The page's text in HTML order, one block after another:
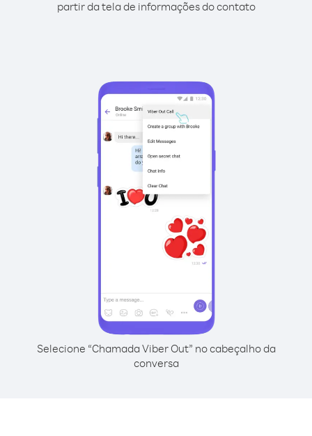
partir da tela de informações do contato
Selecione “Chamada Viber Out” no cabeçalho da
conversa